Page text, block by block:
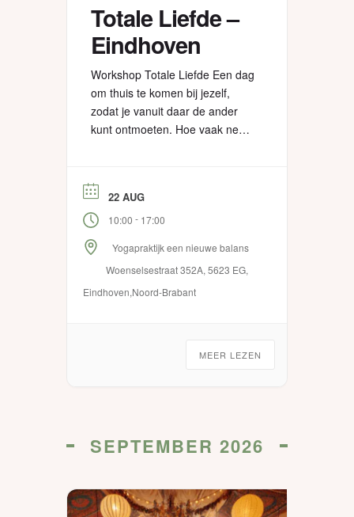
Totale Liefde –
Eindhoven
Workshop Totale Liefde Een dag
om thuis te komen bij jezelf,
zodat je vanuit daar de ander
kunt ontmoeten. Hoe vaak neem
zonder iets te hoeven oplossen
of veranderen? Tijdens deze
workshop creëren we een
warme en veilige bedding […]
22 AUG
10:00 - 17:00
Yogapraktijk een nieuwe balans
Woenselsestraat 352A, 5623 EG,
Eindhoven,Noord-Brabant
MEER LEZEN
SEPTEMBER 2026